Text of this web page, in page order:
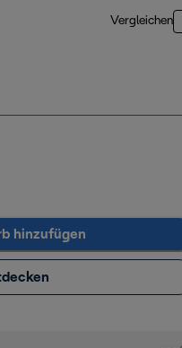
Vergleichen
hinzufügen